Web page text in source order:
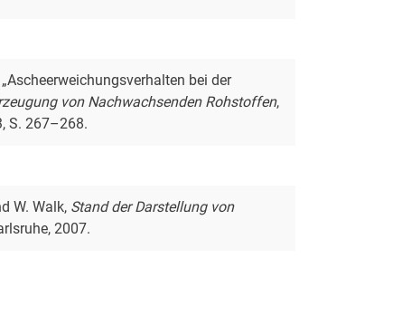
bei der
von Nachwachsenden Rohstoffen,
S. 267–268.
W. Walk, Stand der Darstellung von
2007.